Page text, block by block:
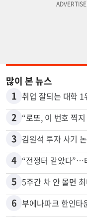
많이 본 뉴스
1 취업 잘되는 대학
2 “로또, 이 번호 찍
3 김원석 투자 사기
4 “전쟁터 같았다”…
5 5주간 차 안 몰면
6 부에나파크 한인